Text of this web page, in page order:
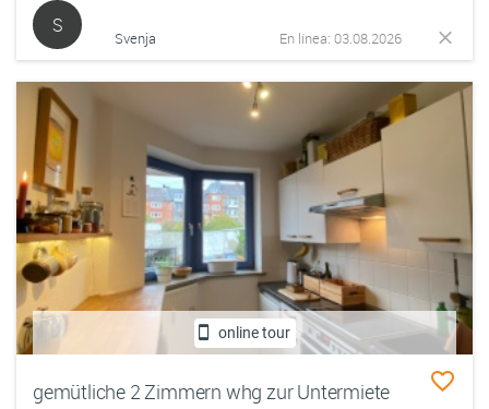
S
Svenja En línea: 03.08.2026
online tour
gemütliche 2 Zimmern whg zur Untermiete